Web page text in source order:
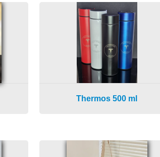
Thermos 500 ml